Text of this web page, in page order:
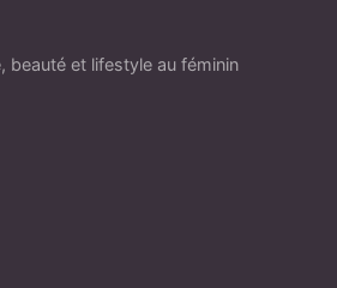
beauté et lifestyle au féminin